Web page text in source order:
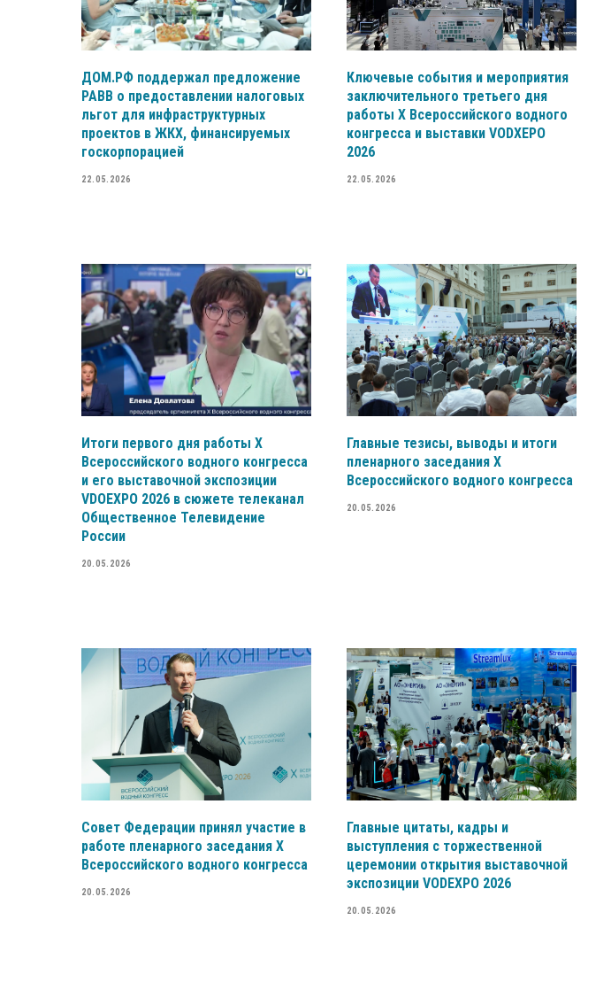
ДОМ.РФ поддержал предложение
РАВВ о предоставлении налоговых
льгот для инфраструктурных
проектов в ЖКХ, финансируемых
госкорпорацией
22.05.2026
Ключевые события и мероприятия
заключительного третьего дня
работы X Всероссийского водного
конгресса и выставки VODXEPO
2026
22.05.2026
Итоги первого дня работы X
Всероссийского водного конгресса
и его выставочной экспозиции
VDOEXPO 2026 в сюжете телеканал
Общественное Телевидение
России
20.05.2026
Главные тезисы, выводы и итоги
пленарного заседания X
Всероссийского водного конгресса
20.05.2026
Совет Федерации принял участие в
работе пленарного заседания X
Всероссийского водного конгресса
20.05.2026
Главные цитаты, кадры и
выступления с торжественной
церемонии открытия выставочной
экспозиции VODEXPO 2026
20.05.2026